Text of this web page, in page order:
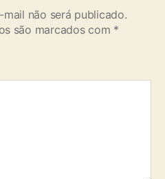
não será publicado.
são marcados com *